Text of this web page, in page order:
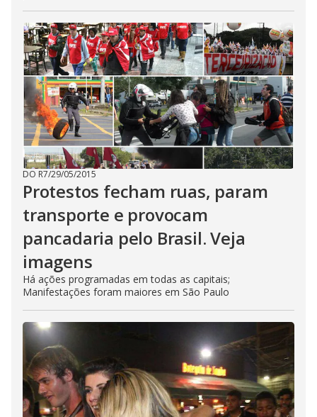
DO R7/29/05/2015
Protestos fecham ruas, param
transporte e provocam
pancadaria pelo Brasil. Veja
imagens
Há ações programadas em todas as capitais;
Manifestações foram maiores em São Paulo